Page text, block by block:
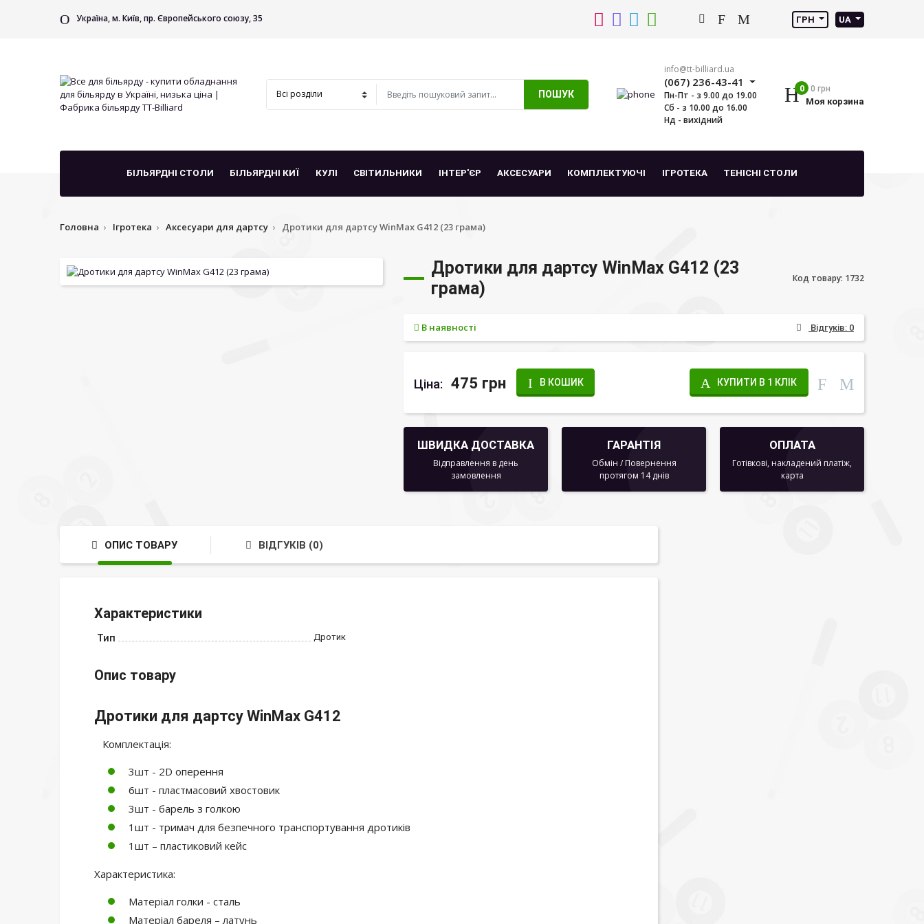
Україна, м. Київ, пр. Європейського союзу, 35 ГРН UA
ПОШУК
info@tt-billiard.ua
(067) 236-43-41
Пн-Пт - з 9.00 до 19.00
Сб - з 10.00 до 16.00
Нд - вихідний
0 0 грн
Моя корзина
БІЛЬЯРДНІ СТОЛИ БІЛЬЯРДНІ КИЇ КУЛІ СВІТИЛЬНИКИ ІНТЕР'ЄР АКСЕСУАРИ КОМПЛЕКТУЮЧІ ІГРОТЕКА ТЕНІСНІ СТОЛИ
Головна Ігротека Аксесуари для дартсу Дротики для дартсу WinMax G412 (23 грама)
Дротики для дартсу WinMax G412 (23
грама)
Код товару: 1732
В наявності Відгуків: 0
Ціна: 475 грн В КОШИК КУПИТИ В 1 КЛІК
ШВИДКА ДОСТАВКА
Відправлення в день
замовлення
ГАРАНТІЯ
Обмін / Повернення
протягом 14 днів
ОПЛАТА
Готівкові, накладений платіж,
карта
ОПИС ТОВАРУ ВІДГУКІВ (0)
Характеристики
Тип Дротик
Опис товару
Дротики для дартсу WinMax G412
Комплектація:
3шт - 2D оперення
6шт - пластмасовий хвостовик
3шт - барель з голкою
1шт - тримач для безпечного транспортування дротиків
1шт – пластиковий кейс
Характеристика:
Матеріал голки - сталь
Матеріал бареля – латунь